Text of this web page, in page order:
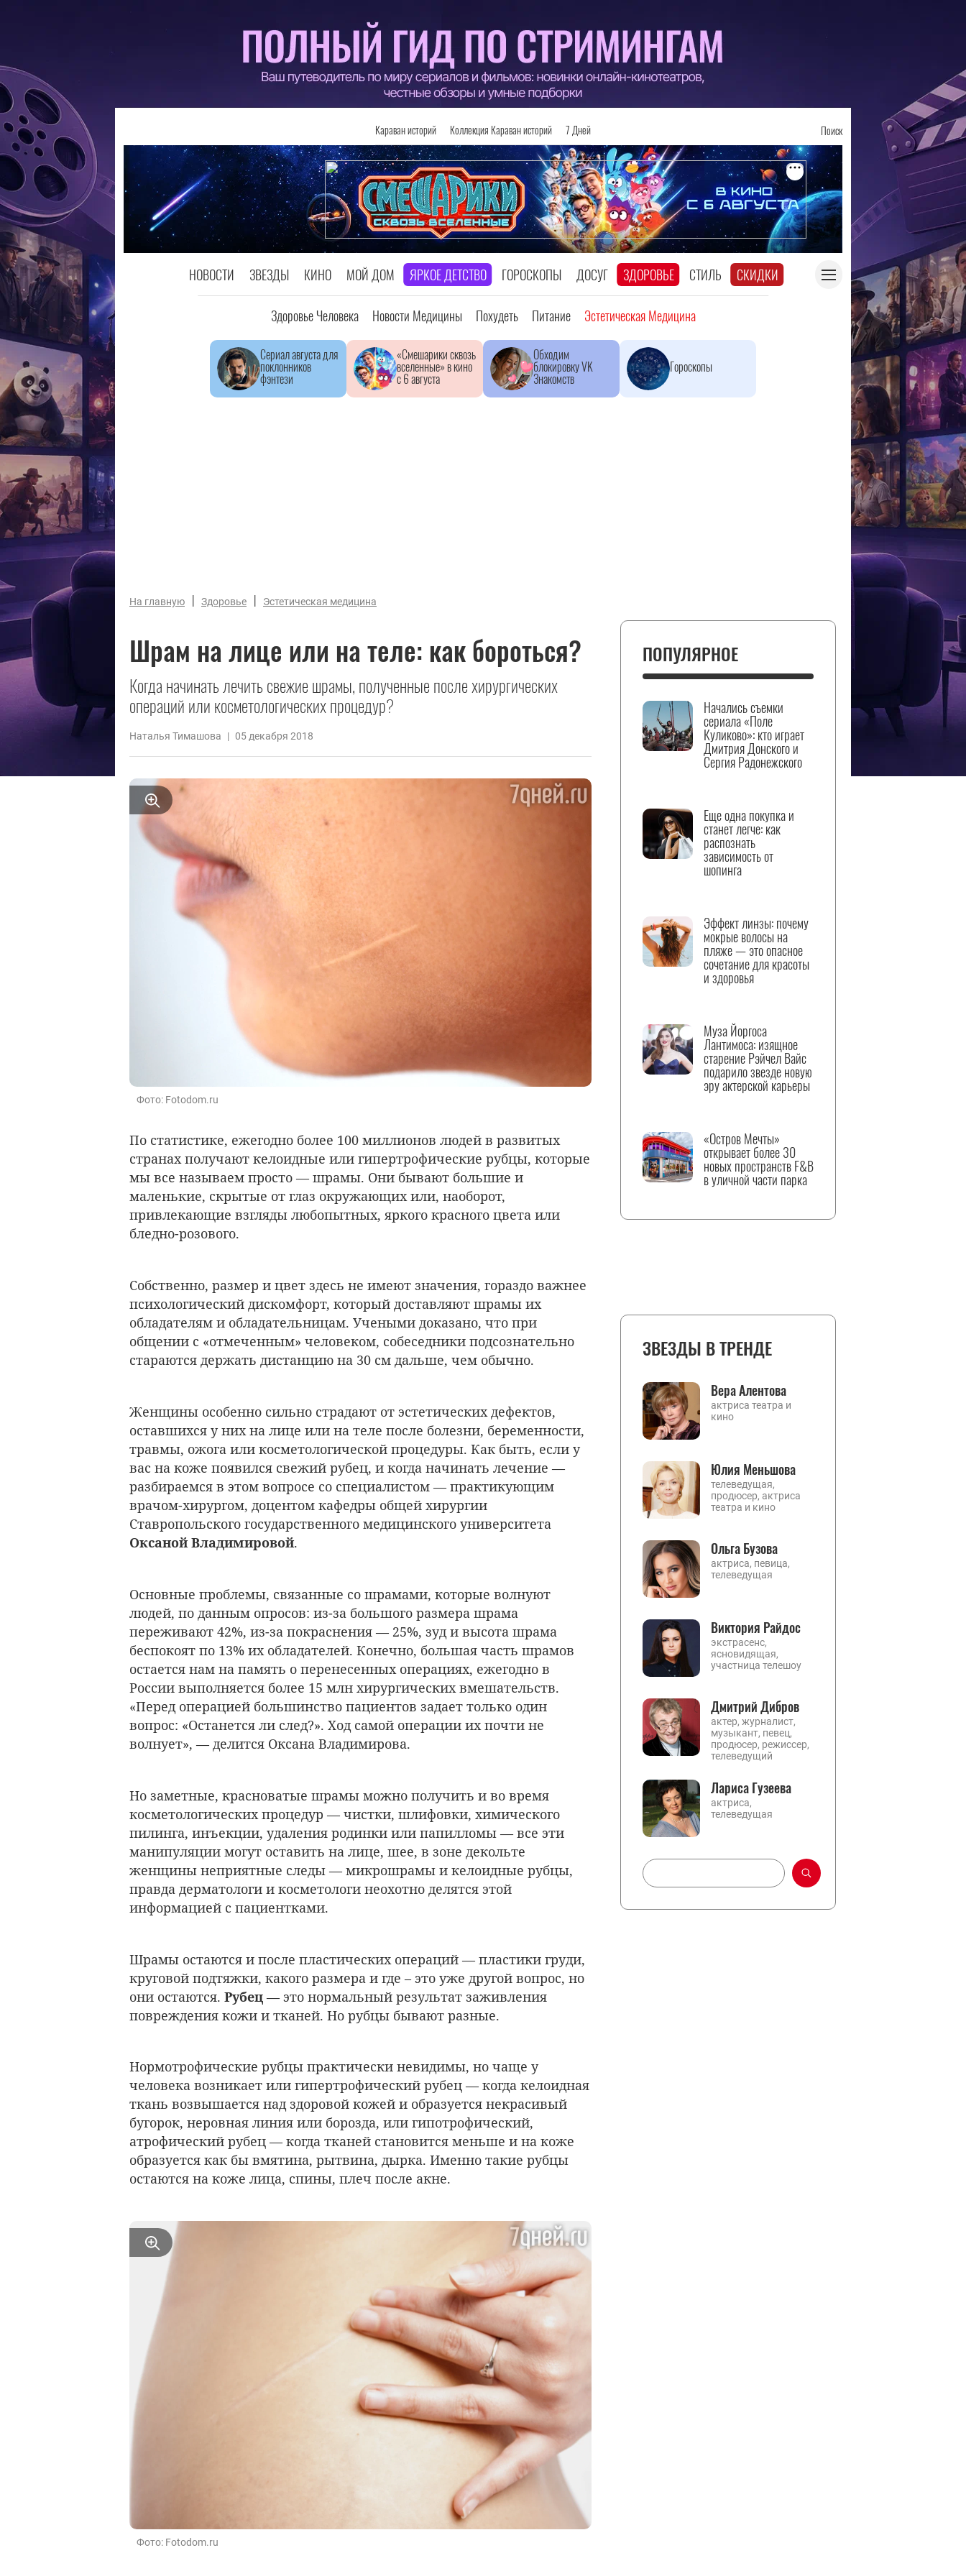
Караван историй Коллекция Караван историй 7 Дней Поиск
НОВОСТИ ЗВЕЗДЫ КИНО МОЙ ДОМ ЯРКОЕ ДЕТСТВО ГОРОСКОПЫ ДОСУГ ЗДОРОВЬЕ СТИЛЬ СКИДКИ
Здоровье Человека Новости Медицины Похудеть Питание Эстетическая Медицина
Сериал августа для
поклонников
фэнтези
«Смешарики сквозь
вселенные» в кино
с 6 августа
Обходим
блокировку VK
Знакомств
Гороскопы
На главную | Здоровье | Эстетическая медицина
Шрам на лице или на теле: как бороться?
Когда начинать лечить свежие шрамы, полученные после хирургических
операций или косметологических процедур?
Наталья Тимашова | 05 декабря 2018
Фото: Fotodom.ru
По статистике, ежегодно более 100 миллионов людей в развитых
странах получают келоидные или гипертрофические рубцы, которые
мы все называем просто — шрамы. Они бывают большие и
маленькие, скрытые от глаз окружающих или, наоборот,
привлекающие взгляды любопытных, яркого красного цвета или
бледно-розового.
Собственно, размер и цвет здесь не имеют значения, гораздо важнее
психологический дискомфорт, который доставляют шрамы их
обладателям и обладательницам. Учеными доказано, что при
общении с «отмеченным» человеком, собеседники подсознательно
стараются держать дистанцию на 30 см дальше, чем обычно.
Женщины особенно сильно страдают от эстетических дефектов,
оставшихся у них на лице или на теле после болезни, беременности,
травмы, ожога или косметологической процедуры. Как быть, если у
вас на коже появился свежий рубец, и когда начинать лечение —
разбираемся в этом вопросе со специалистом — практикующим
врачом-хирургом, доцентом кафедры общей хирургии
Ставропольского государственного медицинского университета
Оксаной Владимировой.
Основные проблемы, связанные со шрамами, которые волнуют
людей, по данным опросов: из-за большого размера шрама
переживают 42%, из-за покраснения — 25%, зуд и высота шрама
беспокоят по 13% их обладателей. Конечно, большая часть шрамов
остается нам на память о перенесенных операциях, ежегодно в
России выполняется более 15 млн хирургических вмешательств.
«Перед операцией большинство пациентов задает только один
вопрос: «Останется ли след?». Ход самой операции их почти не
волнует», — делится Оксана Владимирова.
Но заметные, красноватые шрамы можно получить и во время
косметологических процедур — чистки, шлифовки, химического
пилинга, инъекции, удаления родинки или папилломы — все эти
манипуляции могут оставить на лице, шее, в зоне декольте
женщины неприятные следы — микрошрамы и келоидные рубцы,
правда дерматологи и косметологи неохотно делятся этой
информацией с пациентками.
Шрамы остаются и после пластических операций — пластики груди,
круговой подтяжки, какого размера и где – это уже другой вопрос, но
они остаются. Рубец — это нормальный результат заживления
повреждения кожи и тканей. Но рубцы бывают разные.
Нормотрофические рубцы практически невидимы, но чаще у
человека возникает или гипертрофический рубец — когда келоидная
ткань возвышается над здоровой кожей и образуется некрасивый
бугорок, неровная линия или борозда, или гипотрофический,
атрофический рубец — когда тканей становится меньше и на коже
образуется как бы вмятина, рытвина, дырка. Именно такие рубцы
остаются на коже лица, спины, плеч после акне.
Фото: Fotodom.ru
ПОПУЛЯРНОЕ
Начались съемки
сериала «Поле
Куликово»: кто играет
Дмитрия Донского и
Сергия Радонежского
Еще одна покупка и
станет легче: как
распознать
зависимость от
шопинга
Эффект линзы: почему
мокрые волосы на
пляже — это опасное
сочетание для красоты
и здоровья
Муза Йоргоса
Лантимоса: изящное
старение Рэйчел Вайс
подарило звезде новую
эру актерской карьеры
«Остров Мечты»
открывает более 30
новых пространств F&B
в уличной части парка
ЗВЕЗДЫ В ТРЕНДЕ
Вера Алентова
актриса театра и
кино
Юлия Меньшова
телеведущая,
продюсер, актриса
театра и кино
Ольга Бузова
актриса, певица,
телеведущая
Виктория Райдос
экстрасенс,
ясновидящая,
участница телешоу
Дмитрий Дибров
актер, журналист,
музыкант, певец,
продюсер, режиссер,
телеведущий
Лариса Гузеева
актриса,
телеведущая